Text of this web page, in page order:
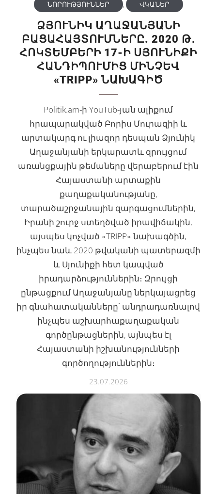
ՁՅՈՒՆԻԿ ԱՂԱՋԱՆՅԱՆԻ
ԲԱՑԱՀԱՅՏՈՒՄՆԵՐԸ. 2020 Թ․
ՀՈԿՏԵՄԲԵՐԻ 17-Ի ՍՅՈՒՆԻՔԻ
ՀԱՆԴԻՊՈՒՄԻՑ ՄԻՆՉԵՎ
«TRIPP» ՆԱԽԱԳԻԾ
ՆՈՐՈՒԹՅՈՒՆՆԵՐ , ՎԿԱՆԵՐ
Politik.am-ի YouTub-յան ալիքում
հրապարակված Բորիս Մուրազիի և
արտակարգ ու լիազոր դեսպան Ձյունիկ
Աղաջանյանի երկարատև զրույցում
առանցքային թեմաները վերաբերում էին
Հայաստանի արտաքին
քաղաքականությանը,
տարածաշրջանային զարգացումներին,
Իրանի շուրջ ստեղծված իրավիճակին,
այսպես կոչված «TRIPP» նախագծին,
ինչպես նաև 2020 թվականի պատերազմի
և Սյունիքի հետ կապված
իրադարձություններին։ Զրույցի
ընթացքում Աղաջանյանը ներկայացրեց
իր գնահատականները՝ անդրադառնալով
ինչպես աշխարհաքաղաքական
գործընթացներին, այնպես էլ
Հայաստանի իշխանությունների
գործողություններին։
23.07.2026